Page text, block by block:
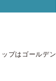
プはゴールデン